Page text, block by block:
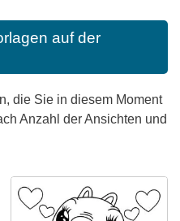
auf der
die Sie in diesem Moment
Anzahl der Ansichten und